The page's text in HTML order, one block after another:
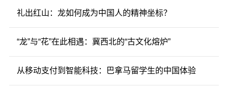
礼出红山：龙如何成为中国人的精神坐标？
“龙”与“花”在此相遇：冀西北的“古文化熔炉”
从移动支付到智能科技：巴拿马留学生的中国体验